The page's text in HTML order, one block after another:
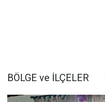
BÖLGE ve İLÇELER